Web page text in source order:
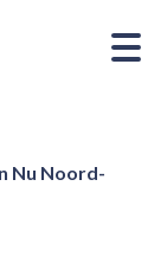
Nu Noord-